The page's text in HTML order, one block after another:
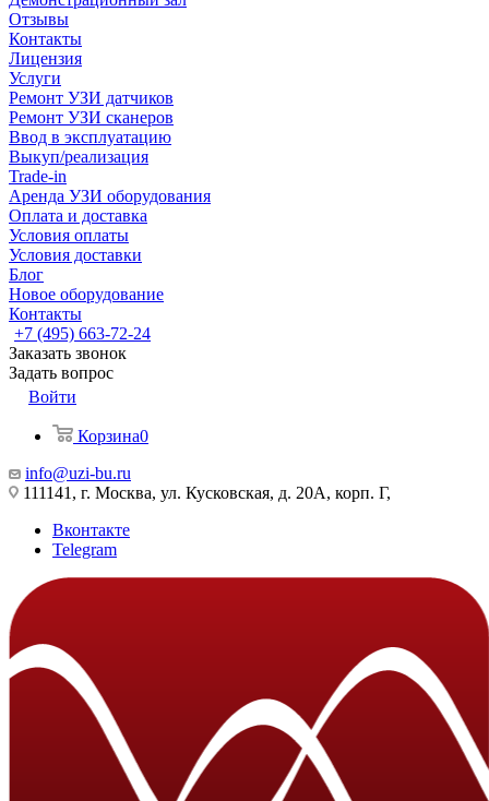
Отзывы
Контакты
Лицензия
Услуги
Ремонт УЗИ датчиков
Ремонт УЗИ сканеров
Ввод в эксплуатацию
Выкуп/реализация
Trade-in
Аренда УЗИ оборудования
Оплата и доставка
Условия оплаты
Условия доставки
Блог
Новое оборудование
Контакты
+7 (495) 663-72-24
Заказать звонок
Задать вопрос
Войти
Корзина0
info@uzi-bu.ru
111141, г. Москва, ул. Кусковская, д. 20А, корп. Г,
Вконтакте
Telegram